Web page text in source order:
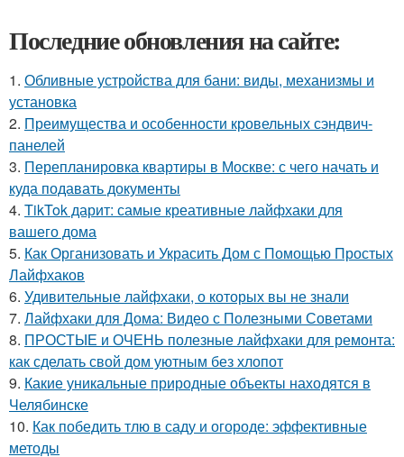
Последние обновления на сайте:
1. Обливные устройства для бани: виды, механизмы и
установка
2. Преимущества и особенности кровельных сэндвич-
панелей
3. Перепланировка квартиры в Москве: с чего начать и
куда подавать документы
4. TikTok дарит: самые креативные лайфхаки для
вашего дома
5. Как Организовать и Украсить Дом с Помощью Простых
Лайфхаков
6. Удивительные лайфхаки, о которых вы не знали
7. Лайфхаки для Дома: Видео с Полезными Советами
8. ПРОСТЫЕ и ОЧЕНЬ полезные лайфхаки для ремонта:
как сделать свой дом уютным без хлопот
9. Какие уникальные природные объекты находятся в
Челябинске
10. Как победить тлю в саду и огороде: эффективные
методы